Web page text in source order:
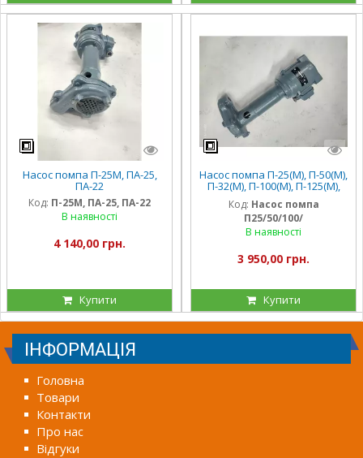
Насос помпа П-25М, ПА-25,
ПА-22
Код: П-25М, ПА-25, ПА-22
В наявності
4 140,00 грн.
Купити
Насос помпа П-25(М), П-50(М),
П-32(М), П-100(М), П-125(М),
П-200(М) ПА-22, Х14-22, ПА-45
Код: Насос помпа
П25/50/100/
В наявності
3 950,00 грн.
Купити
ІНФОРМАЦІЯ
Головна
Товари
Контакти
Про нас
Відгуки